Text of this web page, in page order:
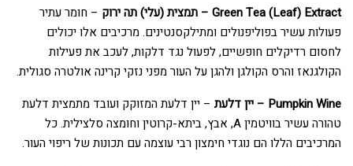
Green Tea (Leaf) Extract – תמצית (עלי) תה ירוק
– חומר עתיר
פעולות עשיר בפוליפנולים ומתילקסנטינים. מרכיבים אלו יכולים
לחסום רדיקלים חופשיים, לפעול נגד דלקות, לעכב את פעילות
הקולגנאז והרס הקולגן ולהגן על העור מפני נזקי קרינה אולטרה סגולית.
Pumpkin Wine – יין דלעת
– יין דלעת המזוקק ועובד מתמצית דלעת
טהורה עשיר בוויטמין A, אבץ, ביתא-קרוטין וחומצה סלצילית. כל
המרכיבים הללו הם נוגדי חימצון רבי עוצמה עם תכונות של ריפוי העור.